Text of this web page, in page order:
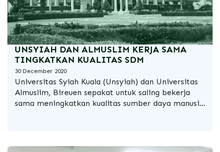
UNSYIAH DAN ALMUSLIM KERJA SAMA
TINGKATKAN KUALITAS SDM
30 December 2020
Universitas Syiah Kuala (Unsyiah) dan Universitas
Almuslim, Bireuen sepakat untuk saling bekerja
sama meningkatkan kualitas sumber daya manusia
kesepahaman antara Rektor Unsyiah, Prof. Dr. Ir.